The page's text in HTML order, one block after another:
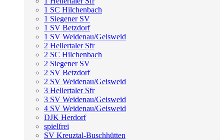
1 SC Hilchenbach
1 Siegener SV
1 SV Betzdorf
1 SV Weidenau/Geisweid
2 Hellertaler Sfr
2 SC Hilchenbach
2 Siegener SV
2 SV Betzdorf
2 SV Weidenau/Geisweid
3 Hellertaler Sfr
3 SV Weidenau/Geisweid
4 SV Weidenau/Geisweid
DJK Herdorf
spielfrei
SV Kreuztal-Buschhütten